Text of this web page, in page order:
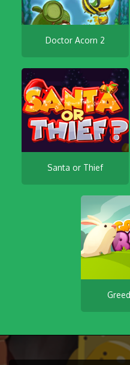
Doctor Acorn 2
Santa or Thief